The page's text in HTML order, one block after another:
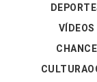
VÍDEOS
CHANCE